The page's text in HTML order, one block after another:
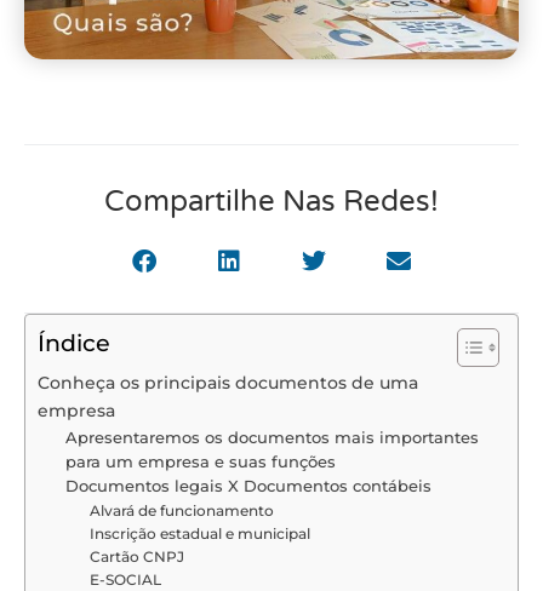
Compartilhe Nas Redes!
Índice
Conheça os principais documentos de uma
empresa
Apresentaremos os documentos mais importantes
para um empresa e suas funções
Documentos legais X Documentos contábeis
Alvará de funcionamento
Inscrição estadual e municipal
Cartão CNPJ
E-SOCIAL